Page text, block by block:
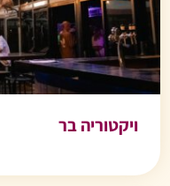
ויקטוריה בר